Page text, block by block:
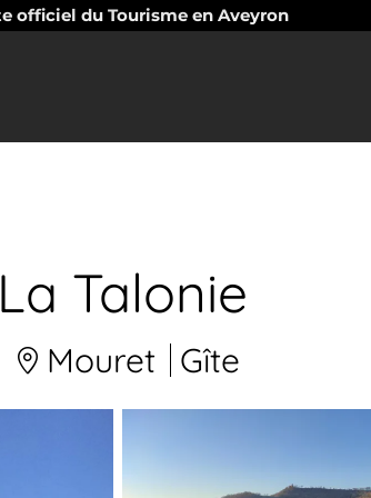
officiel du Tourisme en Aveyron
La Talonie
Mouret Gîte